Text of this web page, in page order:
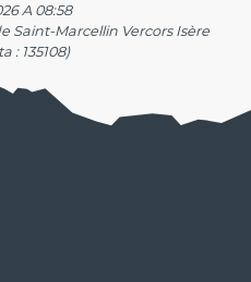
A 08:58
Saint-Marcellin Vercors Isère
: 135108)